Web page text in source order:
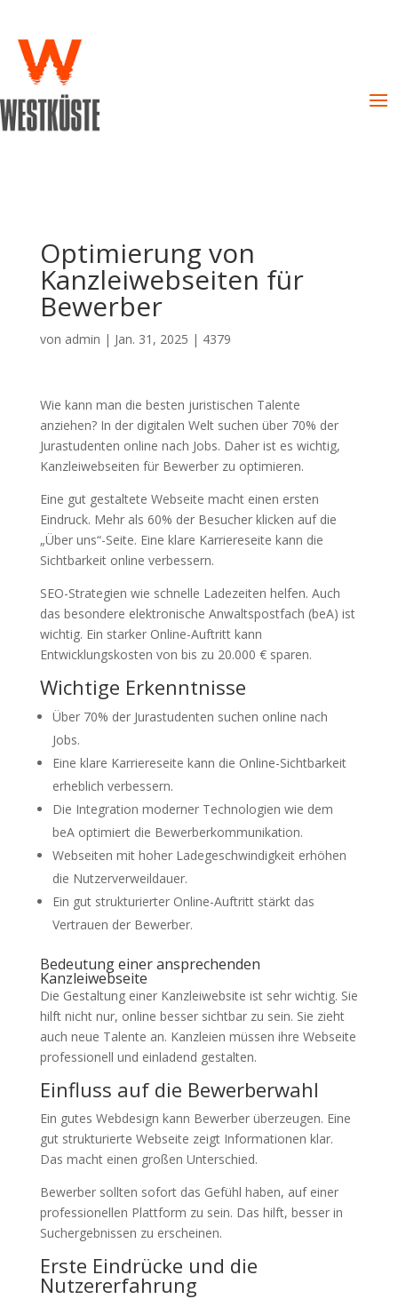
Optimierung von
Kanzleiwebseiten für
Bewerber
von admin | Jan. 31, 2025 | 4379
Wie kann man die besten juristischen Talente
anziehen? In der digitalen Welt suchen über 70% der
Jurastudenten online nach Jobs. Daher ist es wichtig,
Kanzleiwebseiten für Bewerber zu optimieren.
Eine gut gestaltete Webseite macht einen ersten
Eindruck. Mehr als 60% der Besucher klicken auf die
„Über uns“-Seite. Eine klare Karriereseite kann die
Sichtbarkeit online verbessern.
SEO-Strategien wie schnelle Ladezeiten helfen. Auch
das besondere elektronische Anwaltspostfach (beA) ist
wichtig. Ein starker Online-Auftritt kann
Entwicklungskosten von bis zu 20.000 € sparen.
Wichtige Erkenntnisse
Über 70% der Jurastudenten suchen online nach
Jobs.
Eine klare Karriereseite kann die Online-Sichtbarkeit
erheblich verbessern.
Die Integration moderner Technologien wie dem
beA optimiert die Bewerberkommunikation.
Webseiten mit hoher Ladegeschwindigkeit erhöhen
die Nutzerverweildauer.
Ein gut strukturierter Online-Auftritt stärkt das
Vertrauen der Bewerber.
Bedeutung einer ansprechenden
Kanzleiwebseite
Die Gestaltung einer Kanzleiwebsite ist sehr wichtig. Sie
hilft nicht nur, online besser sichtbar zu sein. Sie zieht
auch neue Talente an. Kanzleien müssen ihre Webseite
professionell und einladend gestalten.
Einfluss auf die Bewerberwahl
Ein gutes Webdesign kann Bewerber überzeugen. Eine
gut strukturierte Webseite zeigt Informationen klar.
Das macht einen großen Unterschied.
Bewerber sollten sofort das Gefühl haben, auf einer
professionellen Plattform zu sein. Das hilft, besser in
Suchergebnissen zu erscheinen.
Erste Eindrücke und die
Nutzererfahrung